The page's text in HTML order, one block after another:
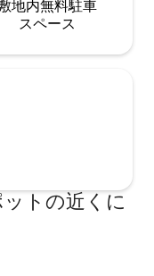
地内無料駐⁠車
ス⁠ペ⁠ー⁠ス
トの近くに